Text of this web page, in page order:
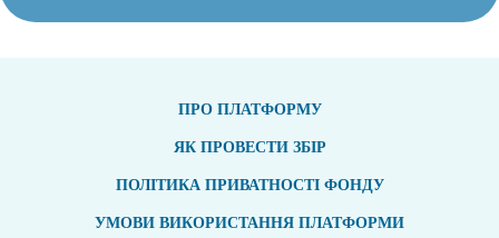
ПРО ПЛАТФОРМУ
ЯК ПРОВЕСТИ ЗБІР
ПОЛІТИКА ПРИВАТНОСТІ ФОНДУ
УМОВИ ВИКОРИСТАННЯ ПЛАТФОРМИ